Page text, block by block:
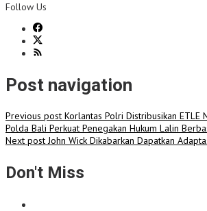
Follow Us
Post navigation
Previous post Korlantas Polri Distribusikan
Polda Bali Perkuat Penegakan Hukum Lalin
Next postJohn Wick Dikabarkan Dapatkan
Don't Miss